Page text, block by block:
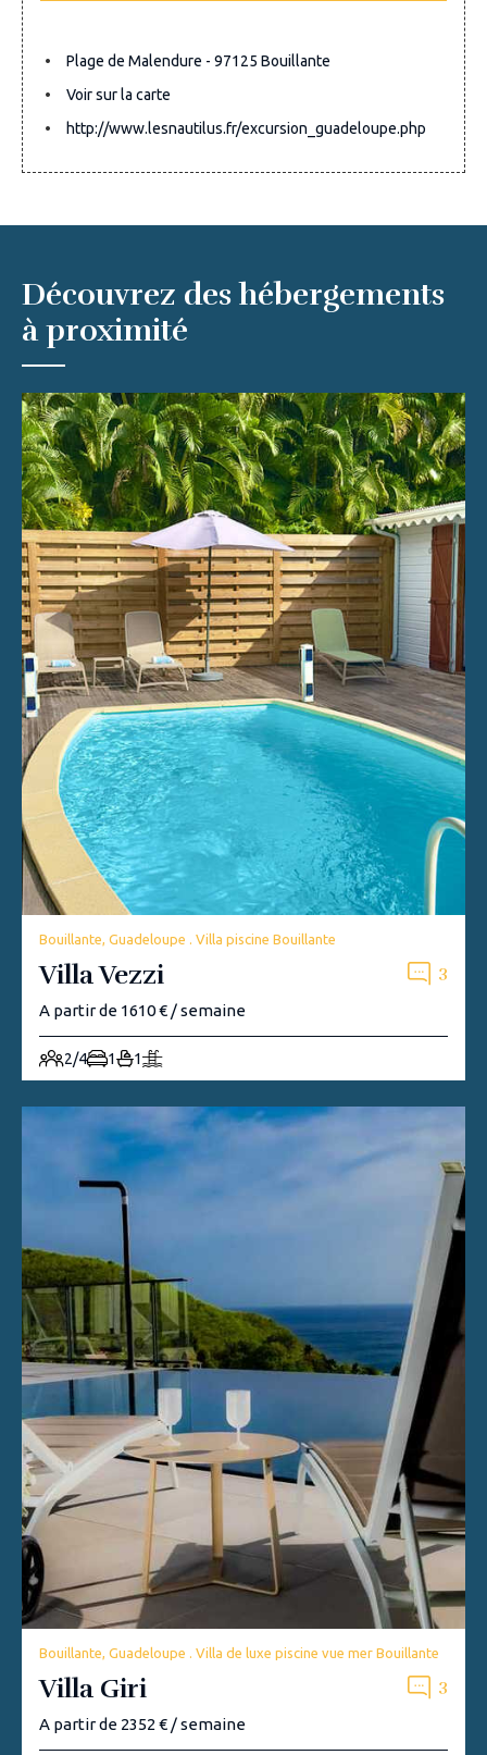
Plage de Malendure - 97125 Bouillante
Voir sur la carte
http://www.lesnautilus.fr/excursion_guadeloupe.php
Découvrez des hébergements
à proximité
Bouillante, Guadeloupe . Villa piscine Bouillante
Villa Vezzi 3
A partir de 1610 € / semaine
2/4 1 1
Bouillante, Guadeloupe . Villa de luxe piscine vue mer Bouillante
Villa Giri 3
A partir de 2352 € / semaine